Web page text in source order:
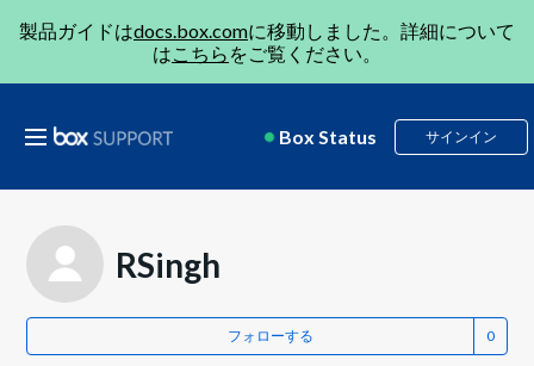
製品ガイドはdocs.box.comに移動しました。詳細について
はこちら をご覧ください。
Box Status サインイン
RSingh
フォローする